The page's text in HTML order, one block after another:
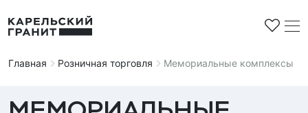
Главная Розничная торговля Мемориальные комплексы